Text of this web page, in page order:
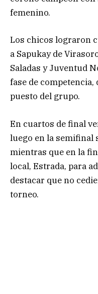
femenino.
Los chicos lograron
a Sapukay de
Saladas y Juventud
fase de competencia,
puesto del grupo.
En cuartos de final
luego en la semifinal
mientras que en la
local, Estrada, para
destacar que no
torneo.